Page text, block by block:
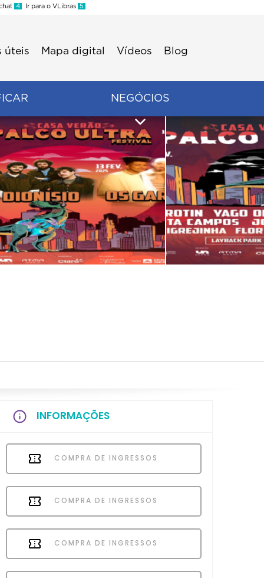
4 Ir para o VLibras 5
úteis Mapa digital Vídeos Blog
NEGÓCIOS
INFORMAÇÕES
COMPRA DE INGRESSOS
COMPRA DE INGRESSOS
COMPRA DE INGRESSOS